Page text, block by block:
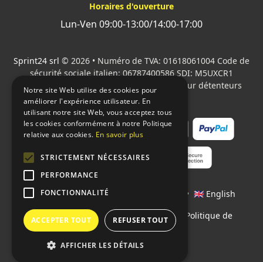
Horaires d'ouverture
Lun-Ven 09:00-13:00/14:00-17:00
Sprint24 srl © 2026 • Numéro de TVA: 01618061004 Code de
sécurité sociale italien: 06787400586 SDI: M5UXCR1
Tous les logos cités sont la propriété de leur détenteurs
respectifs.
Langages: 🇮🇹 Italiano • 🇬🇧 English
Contrats • Conditions de paiement •
Politique de
confidentialité
Notre site Web utilise des cookies pour
améliorer l'expérience utilisateur. En
utilisant notre site Web, vous acceptez tous
les cookies conformément à notre Politique
relative aux cookies. En savoir plus
STRICTEMENT NÉCESSAIRES
PERFORMANCE
FONCTIONNALITÉ
ACCEPTER TOUT REFUSER TOUT
AFFICHER LES DÉTAILS